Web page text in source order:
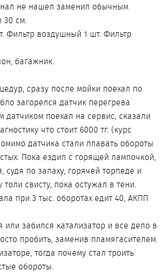
не нашел заменил обычным
30 см.
Фильтр воздушный 1 шт. Фильтр
багажник.
сразу после мойки поехал по
загорелся датчик перегрева
датчиком поехал на сервис, сказали
что стоит 6000 тг. (курс
датчика стали плавать обороты
Пока ездил с горящей лампочкой,
судя по запаху, горячей торпеде и
толи свисту, пока остужал в тени.
при 3 тыс. оборотах едит 40, АКПП
или забился катализатор и все дело в
пробить, заменив пламягасителем.
тогда почему стал троить
обороты.